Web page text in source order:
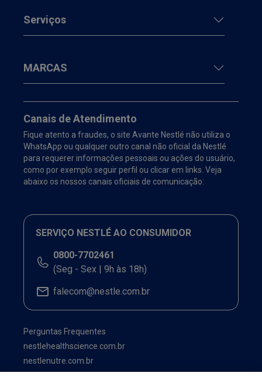
Serviços
MARCAS
Canais de Atendimento
Fique atento a fraudes, o site Avante Nestlé não utiliza o
WhatsApp ou qualquer outro canal não oficial da Nestlé
para requerer informações pessoais ou ações do usuário,
como por exemplo seguir perfil ou clicar em links. Veja
abaixo os nossos canais oficiais de comunicação:
SERVIÇO NESTLÉ AO CONSUMIDOR
0800-7702461
(Seg - Sex | 9h às 18h)
falecom@nestle.com.br
Perguntas Frequentes
nestlehealthscience.com.br
nestlenutre.com.br